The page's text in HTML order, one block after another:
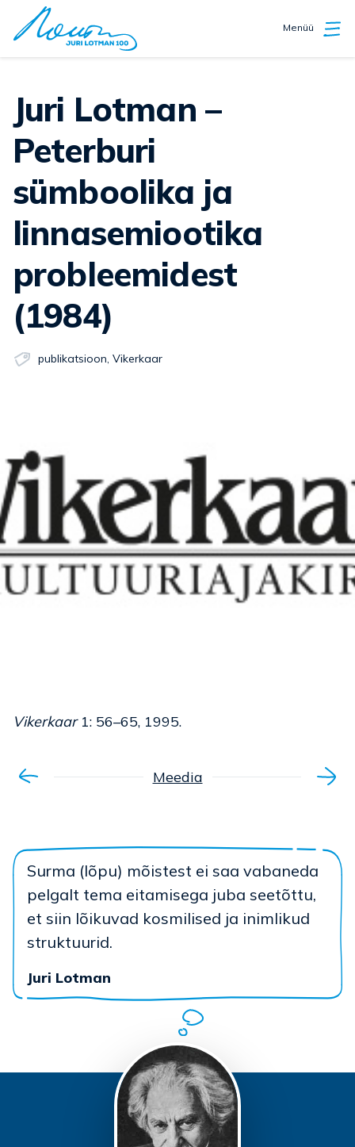
Menüü
Juri Lotman –
Peterburi
sümboolika ja
linnasemiootika
probleemidest
(1984)
publikatsioon, Vikerkaar
Vikerkaar1: 56–65, 1995.
Meedia
Surma (lõpu) mõistest ei saa vabaneda
pelgalt tema eitamisega juba seetõttu,
et siin lõikuvad kosmilised ja inimlikud
struktuurid.
Juri Lotman